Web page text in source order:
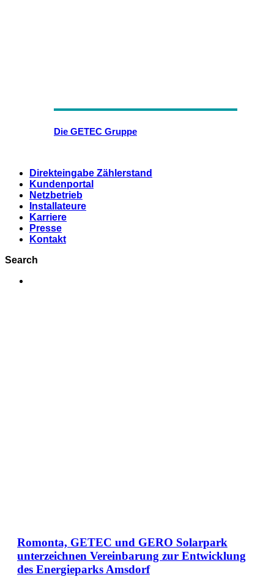
Die GETEC Gruppe
Direkteingabe Zählerstand
Kundenportal
Netzbetrieb
Installateure
Karriere
Presse
Kontakt
Search
Romonta, GETEC und GERO Solarpark
unterzeichnen Vereinbarung zur Entwicklung
des Energieparks Amsdorf